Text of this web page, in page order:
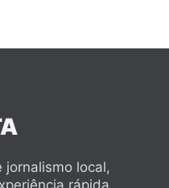
jornalismo local,
rápida,